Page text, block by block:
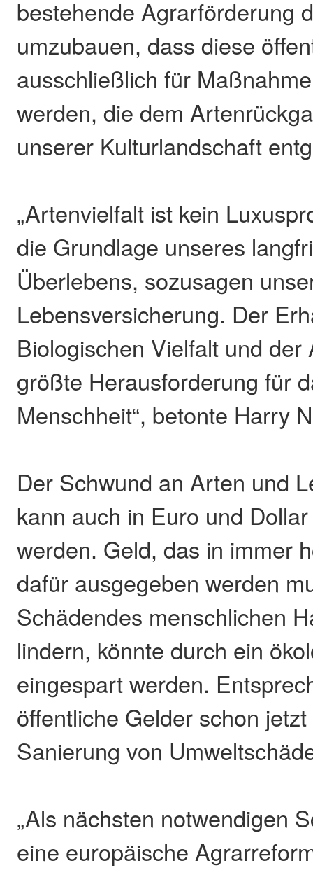
bestehende Agrarförderung
umzubauen, dass diese
ausschließlich für
werden, die dem
unserer Kulturlandschaft
„Artenvielfalt ist kein
die Grundlage unseres
Überlebens, sozusagen
Lebensversicherung. Der
Biologischen Vielfalt und der
größte Herausforderung für
Menschheit“, betonte Harry
Der Schwund an Arten und
kann auch in Euro und
werden. Geld, das in immer
dafür ausgegeben werden
Schädendes menschlichen
lindern, könnte durch ein
eingespart werden.
öffentliche Gelder schon
Sanierung von
„Als nächsten notwendigen
eine europäische